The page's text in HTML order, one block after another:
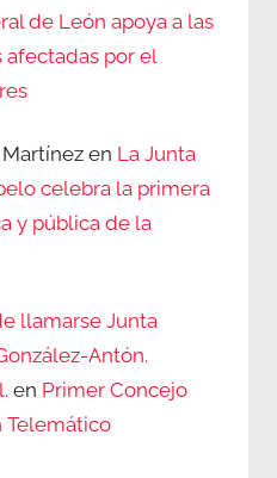
de León apoya a las
afectadas por el
en La Junta
celebra la primera
y pública de la
llamarse Junta
Antón.
en Primer Concejo
Telemático